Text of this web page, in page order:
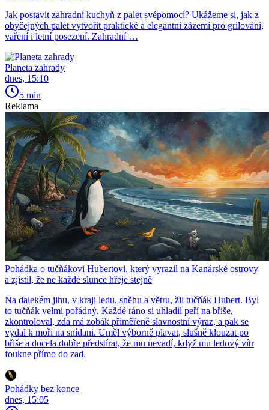
Jak postavit zahradní kuchyň z palet svépomocí? Ukážeme si, jak z
obyčejných palet vytvořit praktické a elegantní zázemí pro grilování,
vaření i letní posezení. Zahradní …
Planeta zahrady
dnes, 15:10
5 min
Reklama
Pohádka o tučňákovi Hubertovi, který vyrazil na Kanárské ostrovy
a zjistil, že ne každé slunce hřeje stejně
Na dalekém jihu, v kraji ledu, sněhu a větru, žil tučňák Hubert. Byl
to tučňák velmi pořádný. Každé ráno si uhladil peří na břiše,
zkontroloval, zda má zobák přiměřeně slavnostní výraz, a pak se
vydal k moři na snídani. Uměl výborně plavat, slušně klouzat po
břiše a docela dobře předstírat, že mu nevadí, když mu ledový vítr
foukne přímo do zad.
Pohádky bez konce
dnes, 15:05